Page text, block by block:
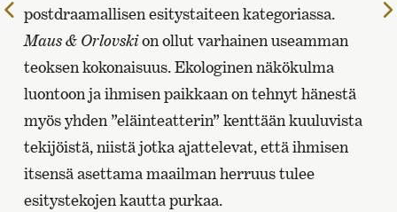
postdraamallisen esitystaiteen kategoriassa.
Maus & Orlovskion ollut varhainen useamman
teoksen kokonaisuus. Ekologinen näkökulma
luontoon ja ihmisen paikkaan on tehnyt hänestä
myös yhden ”eläinteatterin” kenttään kuuluvista
tekijöistä, niistä jotka ajattelevat, että ihmisen
itsensä asettama maailman herruus tulee
esitystekojen kautta purkaa.
Edelliselle
sivulle